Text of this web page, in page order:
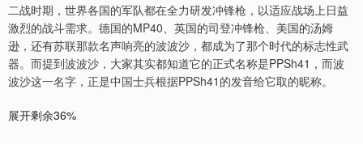
二战时期，世界各国的军队都在全力研发冲锋枪，以适应战场上日益
激烈的战斗需求。德国的MP40、英国的司登冲锋枪、美国的汤姆
逊，还有苏联那款名声响亮的波波沙，都成为了那个时代的标志性武
器。而提到波波沙，大家其实都知道它的正式名称是PPSh41，而波
波沙这一名字，正是中国士兵根据PPSh41的发音给它取的昵称。
展开剩余36%